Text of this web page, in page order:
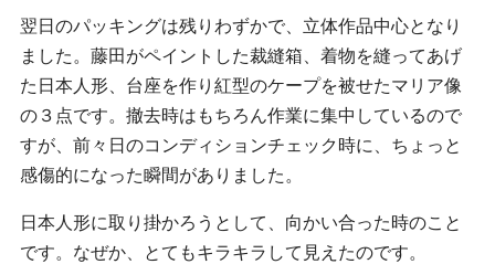
翌日のパッキングは残りわずかで、立体作品中心となり
ました。藤田がペイントした裁縫箱、着物を縫ってあげ
た日本人形、台座を作り紅型のケープを被せたマリア像
の３点です。撤去時はもちろん作業に集中しているので
すが、前々日のコンディションチェック時に、ちょっと
感傷的になった瞬間がありました。
日本人形に取り掛かろうとして、向かい合った時のこと
です。なぜか、とてもキラキラして見えたのです。